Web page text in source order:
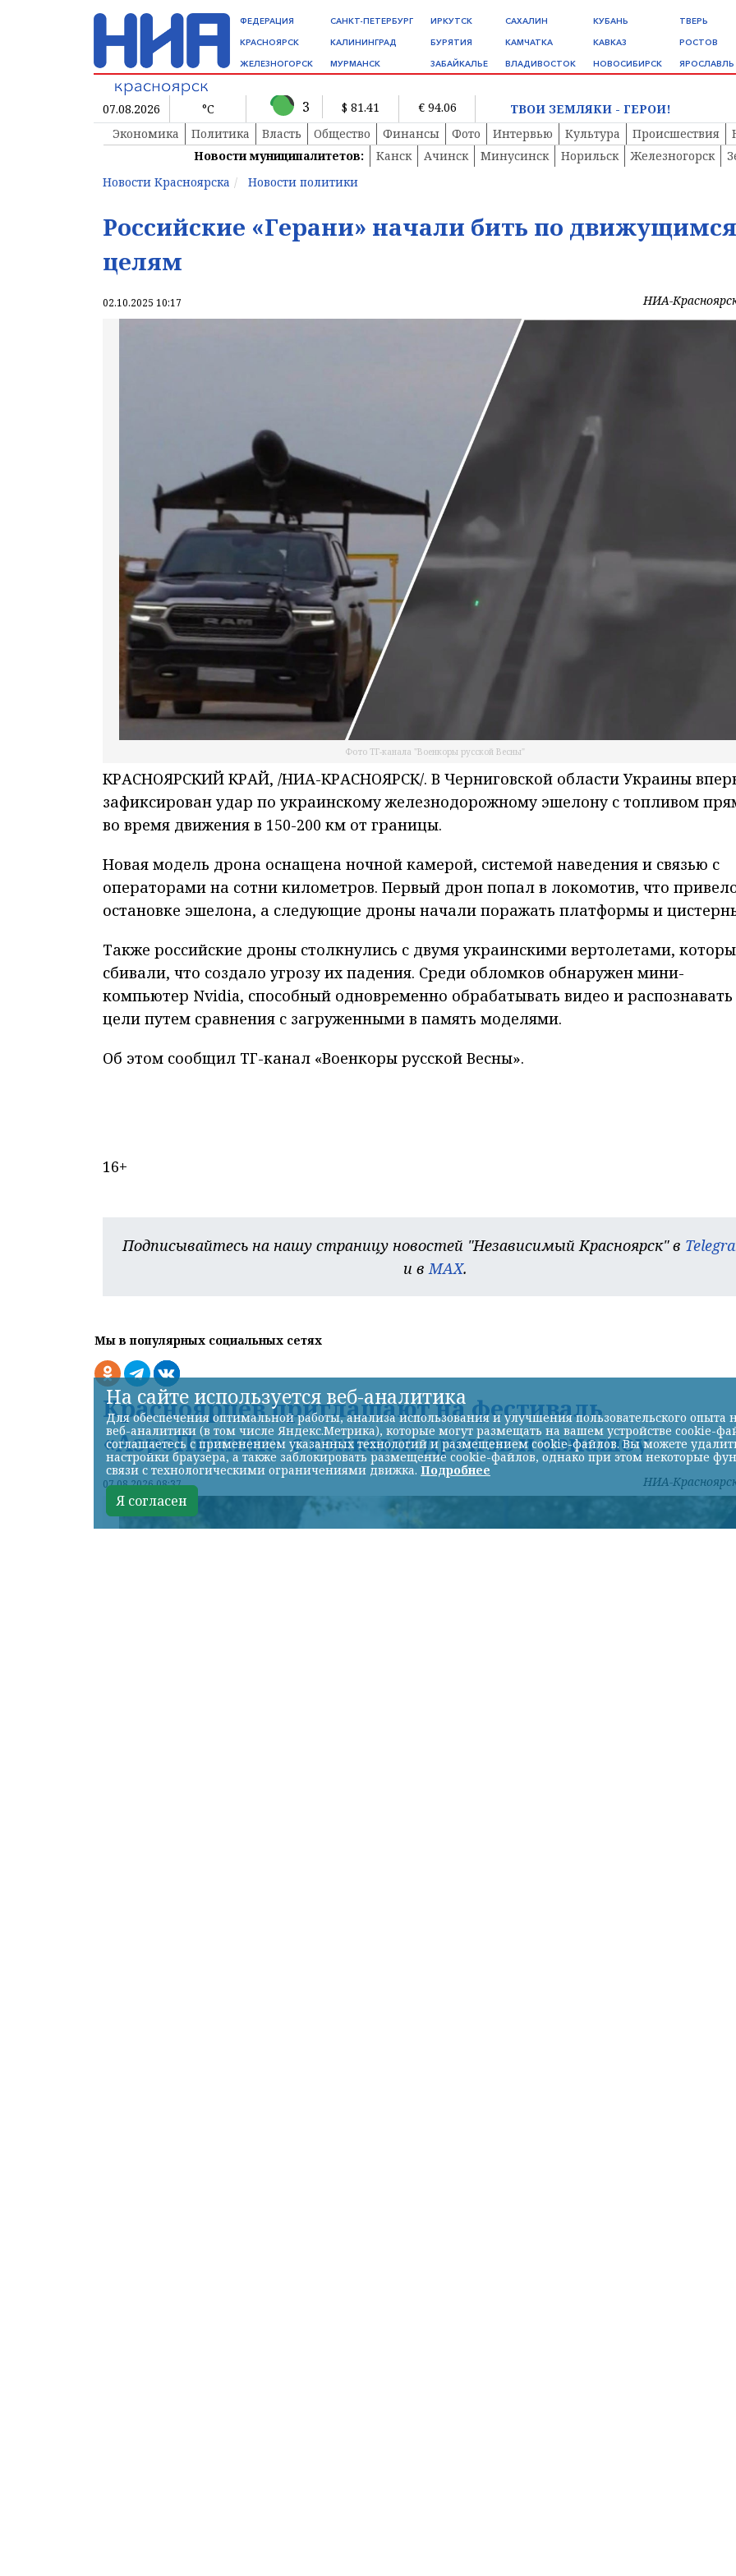
ФЕДЕРАЦИЯ
КРАСНОЯРСК
ЖЕЛЕЗНОГОРСК
САНКТ-ПЕТЕРБУРГ
КАЛИНИНГРАД
МУРМАНСК
ИРКУТСК
БУРЯТИЯ
ЗАБАЙКАЛЬЕ
САХАЛИН
КАМЧАТКА
ВЛАДИВОСТОК
КУБАНЬ
КАВКАЗ
НОВОСИБИРСК
ТВЕРЬ
РОСТОВ
ЯРОСЛАВЛЬ
07.08.2026 °C 3 $ 81.41 € 94.06
ТВОИ ЗЕМЛЯКИ - ГЕРОИ!
Экономика
Политика Власть Общество Финансы Фото Интервью Культура Происшествия
Новости муниципалитетов:
Канск Ачинск Минусинск Норильск Железногорск
Новости Красноярска
Новости политики
Российские «Герани» начали бить по движущимся
целям
02.10.2025 10:17 НИА-
Фото ТГ-канала "Военкоры русской Весны"
КРАСНОЯРСКИЙ КРАЙ, /НИА-КРАСНОЯРСК/. В Черниговской области Украины
зафиксирован удар по украинскому железнодорожному эшелону с топливом
во время движения в 150-200 км от границы.
Новая модель дрона оснащена ночной камерой, системой наведения и связью с
операторами на сотни километров. Первый дрон попал в локомотив, что
остановке эшелона, а следующие дроны начали поражать платформы и
Также российские дроны столкнулись с двумя украинскими вертолетами,
сбивали, что создало угрозу их падения. Среди обломков обнаружен мини-
компьютер Nvidia, способный одновременно обрабатывать видео и распознавать
цели путем сравнения с загруженными в память моделями.
Об этом сообщил ТГ-канал «Военкоры русской Весны».
16+
Подписывайтесь на нашу страницу новостей "Независимый Красноярск" в
и в MAX.
Мы в популярных социальных сетях
Красноярцев приглашают на фестиваль
«АэроПикник» с гонками дронов и авиашоу
07.08.2026 08:37 НИА-
На сайте используется веб-аналитика
Для обеспечения оптимальной работы, анализа использования и улучшения пользовательского опыта
веб-аналитики (в том числе Яндекс.Метрика), которые могут размещать на вашем устройстве cookie-
соглашаетесь с применением указанных технологий и размещением cookie-файлов. Вы можете
настройки браузера, а также заблокировать размещение cookie-файлов, однако при этом некоторые
связи с технологическими ограничениями движка. Подробнее
Я согласен